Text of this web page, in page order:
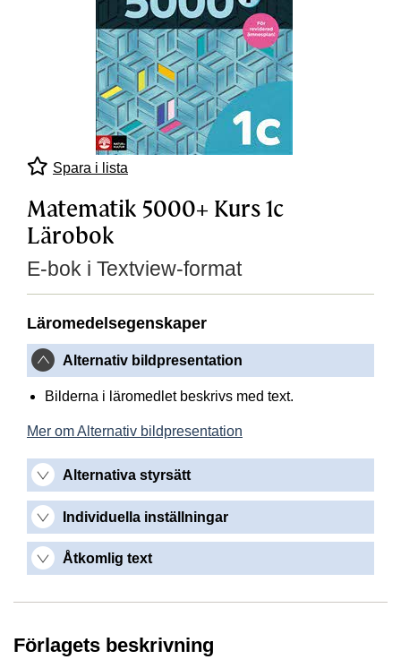
Spara i lista
Matematik 5000+ Kurs 1c
Lärobok
E-bok i Textview-format
Läromedelsegenskaper
Alternativ bildpresentation
Bilderna i läromedlet beskrivs med text.
Mer om Alternativ bildpresentation
Alternativa styrsätt
Individuella inställningar
Åtkomlig text
Förlagets beskrivning